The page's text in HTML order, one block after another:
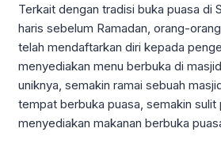
Terkait dengan tradisi buka puasa di
haris sebelum Ramadan, orang-
telah mendaftarkan diri kepada
menyediakan menu berbuka di
uniknya, semakin ramai sebuah
tempat berbuka puasa, semakin sulit
menyediakan makanan berbuka